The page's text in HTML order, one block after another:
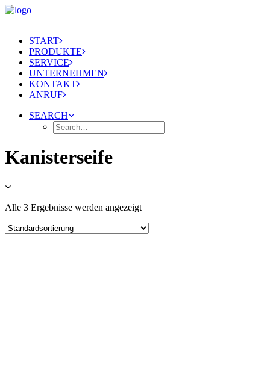
START
PRODUKTE
SERVICE
UNTERNEHMEN
KONTAKT
ANRUF
SEARCH
Kanisterseife
Alle 3 Ergebnisse werden angezeigt